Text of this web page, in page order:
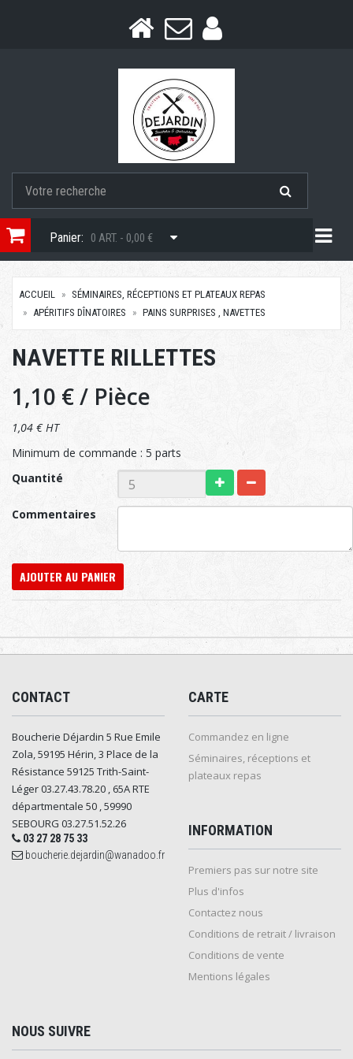
Panier: 0 ART. - 0,00 €
ACCUEIL
SÉMINAIRES, RÉCEPTIONS ET PLATEAUX REPAS
APÉRITIFS DÎNATOIRES
PAINS SURPRISES , NAVETTES
NAVETTE RILLETTES
1,10 €/ Pièce
1,04 € HT
Minimum de commande : 5 parts
Quantité
Commentaires
AJOUTER AU PANIER
CONTACT
Boucherie Déjardin 5 Rue Emile
Zola, 59195 Hérin, 3 Place de la
Résistance 59125 Trith-Saint-
Léger 03.27.43.78.20 , 65A RTE
départmentale 50 , 59990
SEBOURG 03.27.51.52.26
03 27 28 75 33
boucherie.dejardin@wanadoo.fr
CARTE
Commandez en ligne
Séminaires, réceptions et
plateaux repas
INFORMATION
Premiers pas sur notre site
Plus d'infos
Contactez nous
Conditions de retrait / livraison
Conditions de vente
Mentions légales
NOUS SUIVRE